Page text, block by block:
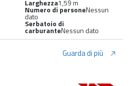
Larghezza1,59 m
Numero di personeNessun
dato
Serbatoio di
carburanteNessun dato
Guarda di più